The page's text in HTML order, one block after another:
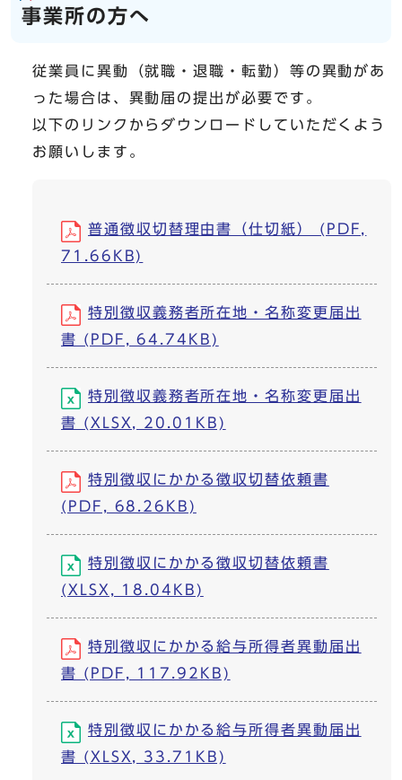
事業所の方へ
従業員に異動（就職・退職・転勤）等の異動があ
った場合は、異動届の提出が必要です。
以下のリンクからダウンロードしていただくよう
お願いします。
普通徴収切替理由書（仕切紙） (PDF,
71.66KB)
特別徴収義務者所在地・名称変更届出
書 (PDF, 64.74KB)
特別徴収義務者所在地・名称変更届出
書 (XLSX, 20.01KB)
特別徴収にかかる徴収切替依頼書
(PDF, 68.26KB)
特別徴収にかかる徴収切替依頼書
(XLSX, 18.04KB)
特別徴収にかかる給与所得者異動届出
書 (PDF, 117.92KB)
特別徴収にかかる給与所得者異動届出
書 (XLSX, 33.71KB)